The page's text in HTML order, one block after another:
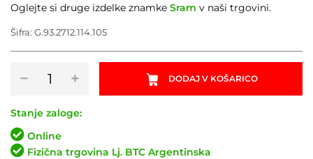
−
SRAM
1051
10P
količina
+ DODAJ V KOŠARICO
Oglejte si druge izdelke znamke Sram v naši trgovini.
Šifra: G.93.2712.114.105
Stanje zaloge:
Online
Fizična trgovina Lj. BTC Argentinska